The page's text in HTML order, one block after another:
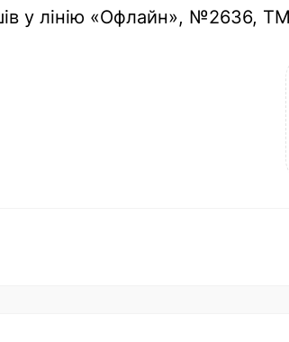
у лінію «Офлайн», №2636,